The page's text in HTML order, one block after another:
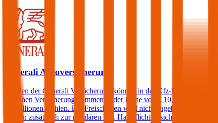
Generali Autoversicherung
Kunden der Generali Versicherung können in der Kfz-Haftpflicht
zwischen Versicherungssummen in der Höhe von € 10, 15, 20 und
25 Millionen wählen. Ein Freischaden wird nicht angeboten, jedoch
können zusätzlich zur regulären Kfz-Haftpflichtversicherung ein